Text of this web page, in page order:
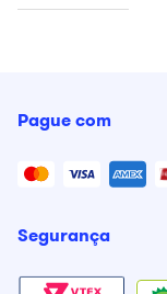
Pague com
Segurança